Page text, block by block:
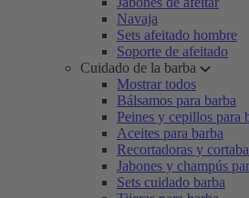
Navaja
Sets afeitado hombre
Soporte de afeitado
Cuidado de la barba
Mostrar todos
Bálsamos para barba
Peines y cepillos para
Aceites para barba
Recortadoras y
Jabones y champús
Sets cuidado barba